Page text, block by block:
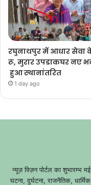
रघुनाथपुर में आधार सेवा
रू, मुरार उपडाकघर नए
हुआ स्थानांतरित
1 day ago
न्यूज़ विज़न पोर्टल का शुभारम्भ
घटना, दुर्घटना, राजनैतिक,